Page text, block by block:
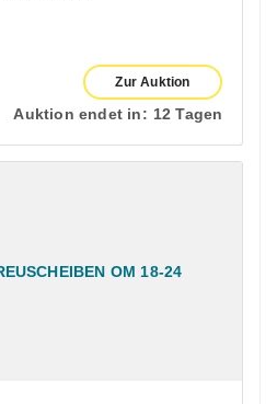
Zur Auktion
Auktion endet in: 12 Tagen